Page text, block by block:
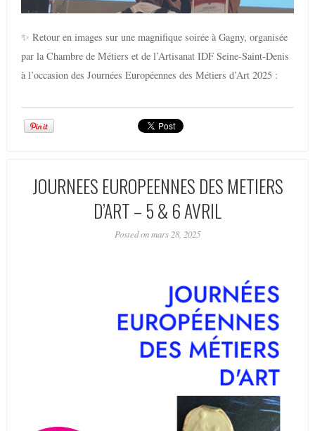
✨ Retour en images sur une magnifique soirée à Gagny, organisée
par la Chambre de Métiers et de l’Artisanat IDF Seine-Saint-Denis
à l’occasion des Journées Européennes des Métiers d’Art 2025 :
JOURNEES EUROPEENNES DES METIERS
D’ART – 5 & 6 AVRIL
Posted on mars 28, 2025